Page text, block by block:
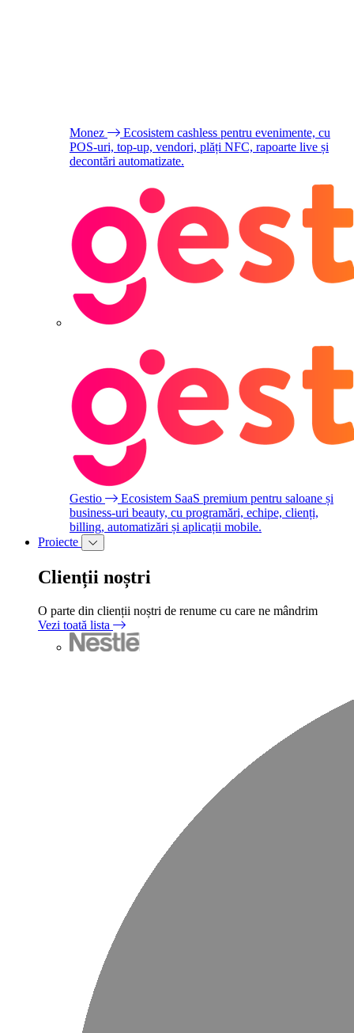
Monez
Ecosistem cashless pentru evenimente, cu
POS-uri, top-up, vendori, plăți NFC, rapoarte live și
decontări automatizate.
Gestio
Ecosistem SaaS premium pentru saloane și
business-uri beauty, cu programări, echipe, clienți,
billing, automatizări și aplicații mobile.
Proiecte
Clienții noștri
O parte din clienții noștri de renume cu care ne mândrim
Vezi toată lista